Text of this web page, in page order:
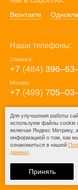
Вконтакте
Наши телефоны:
Обнинск:
+7 (484)
Москва:
+7 (499)
E-mail:
mail@posuda40.ru
При любом копировании
ссылка на
Для улучшения работы
используем файлы cookie
включая Яндекс Метрику,
информацией о том, как
ознакомиться в нашей
данных
Принять